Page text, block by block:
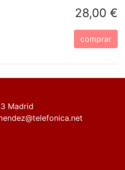
28,00 €
comprar
Madrid